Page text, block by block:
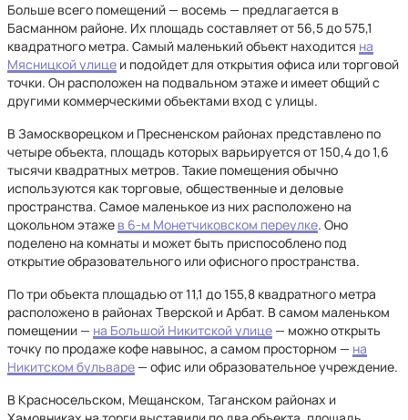
Больше всего помещений — восемь — предлагается в
Басманном районе. Их площадь составляет от 56,5 до 575,1
квадратного метра. Самый маленький объект находится на
Мясницкой улице и подойдет для открытия офиса или торговой
точки. Он расположен на подвальном этаже и имеет общий с
другими коммерческими объектами вход с улицы.
В Замоскворецком и Пресненском районах представлено по
четыре объекта, площадь которых варьируется от 150,4 до 1,6
тысячи квадратных метров. Такие помещения обычно
используются как торговые, общественные и деловые
пространства. Самое маленькое из них расположено на
цокольном этаже в 6-м Монетчиковском переулке. Оно
поделено на комнаты и может быть приспособлено под
открытие образовательного или офисного пространства.
По три объекта площадью от 11,1 до 155,8 квадратного метра
расположено в районах Тверской и Арбат. В самом маленьком
помещении — на Большой Никитской улице— можно открыть
точку по продаже кофе навынос, а самом просторном — на
Никитском бульваре— офис или образовательное учреждение.
В Красносельском, Мещанском, Таганском районах и